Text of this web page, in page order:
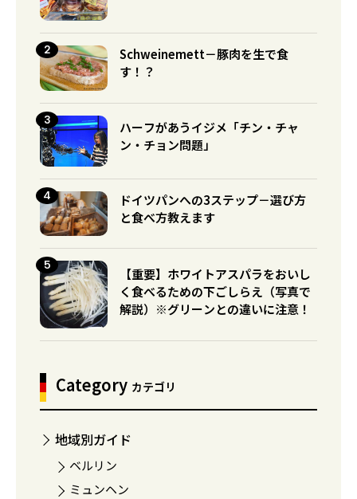
Schweinemett－豚肉を生で食
す！？
ハーフがあうイジメ「チン・チャ
ン・チョン問題」
ドイツパンへの3ステップ－選び方
と食べ方教えます
【重要】ホワイトアスパラをおいし
く食べるための下ごしらえ（写真で
解説）※グリーンとの違いに注意！
Category カテゴリ
地域別ガイド
ベルリン
ミュンヘン